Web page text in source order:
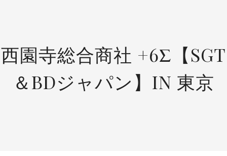
西園寺総合商社 +6Σ【SGT
＆BDジャパン】IN 東京